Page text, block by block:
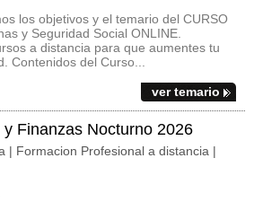
los objetivos y el temario del CURSO
y Seguridad Social ONLINE.
a distancia para que aumentes tu
Contenidos del Curso...
ver temario
Finanzas Nocturno 2026
| Formacion Profesional a distancia |